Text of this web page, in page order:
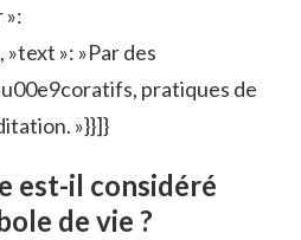
»:
»text »: »Par des
pratiques de
»}}]}
est-il considéré
de vie ?